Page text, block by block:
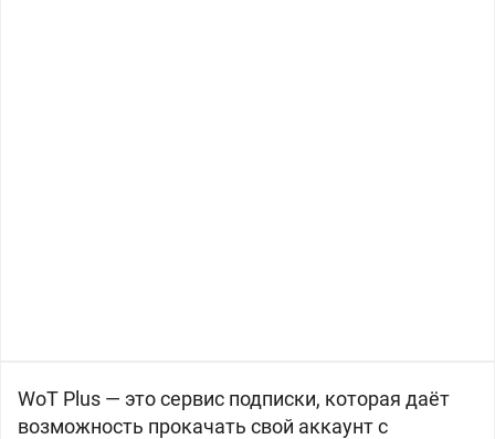
WoT Plus — это сервис подписки, которая даёт
возможность прокачать свой аккаунт с